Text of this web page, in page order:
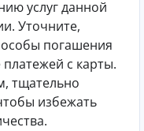
услуг данной
Уточните,
погашения
с карты.
тщательно
избежать